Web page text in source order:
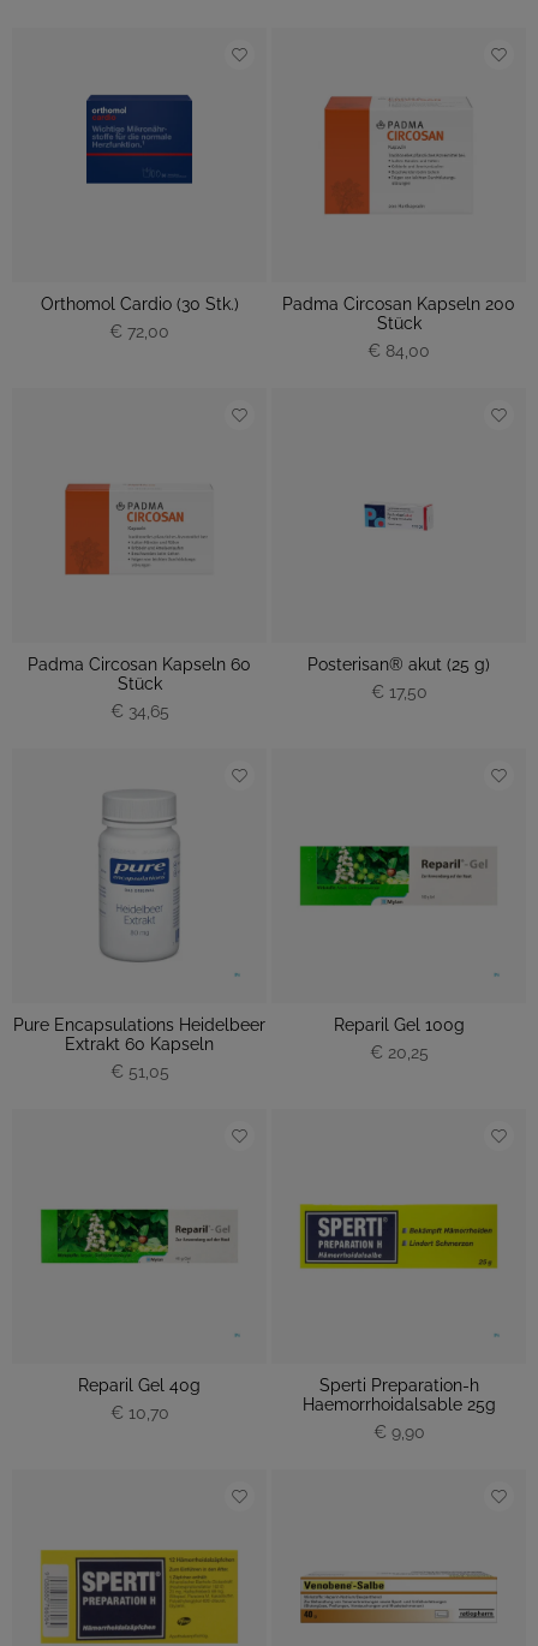
Orthomol Cardio (30 Stk.)
€ 72,00
Padma Circosan Kapseln 200
Stück
€ 84,00
Padma Circosan Kapseln 60
Stück
€ 34,65
Posterisan® akut (25 g)
€ 17,50
Pure Encapsulations Heidelbeer
Extrakt 60 Kapseln
€ 51,05
Reparil Gel 100g
€ 20,25
Reparil Gel 40g
€ 10,70
Sperti Preparation-h
Haemorrhoidalsable 25g
€ 9,90